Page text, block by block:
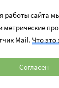
ПОМОЧЬ
работы сайта
метрические
Mail. Что это
Согласен